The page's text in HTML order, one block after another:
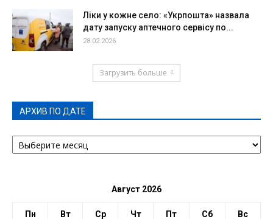
Ліки у кожне село: «Укрпошта» назвала
дату запуску аптечного сервісу по...
28.02.2026
Загрузить больше
АРХИВ ПО ДАТЕ
АРХИВ
ПО
Август 2026
Пн Вт Ср Чт Пт Сб Вс